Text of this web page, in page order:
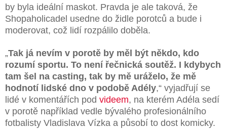
by byla ideální maskot. Pravda je ale taková, že
Shopaholicadel usedne do židle porotců a bude i
moderovat, což lidí rozpálilo doběla.
„Tak já nevím v porotě by měl být někdo, kdo
rozumí sportu. To není řečnická soutěž. I kdybych
tam šel na casting, tak by mě uráželo, že mě
hodnotí lidské dno v podobě Adély,“ vyjadřují se
lidé v komentářích pod videem, na kterém Adéla sedí
v porotě například vedle bývalého profesionálního
fotbalisty Vladislava Vízka a působí to dost komicky.